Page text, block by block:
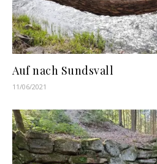
Auf nach Sundsvall
11/06/2021